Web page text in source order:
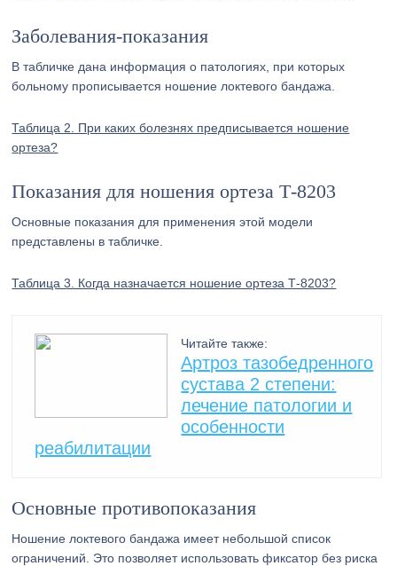
Заболевания-показания
В табличке дана информация о патологиях, при которых
больному прописывается ношение локтевого бандажа.
Таблица 2. При каких болезнях предписывается ношение
ортеза?
Показания для ношения ортеза Т-8203
Основные показания для применения этой модели
представлены в табличке.
Таблица 3. Когда назначается ношение ортеза Т-8203?
Читайте также:
Артроз тазобедренного
сустава 2 степени:
лечение патологии и
особенности
реабилитации
Основные противопоказания
Ношение локтевого бандажа имеет небольшой список
ограничений. Это позволяет использовать фиксатор без риска